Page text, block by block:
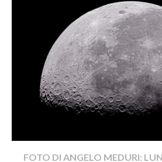
FOTO DI ANGELO MEDURI: